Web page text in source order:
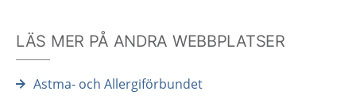
LÄS MER PÅ ANDRA WEBBPLATSER
Astma- och Allergiförbundet